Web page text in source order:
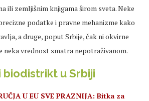
ili zemljišnim knjigama širom sveta. Neke
podatke i pravne mehanizme kako
a druge, poput Srbije, čak ni okvirne
neka vrednost smatra nepotraživanom.
biodistrikt u Srbiji
U EU SVE PRAZNIJA: Bitka za